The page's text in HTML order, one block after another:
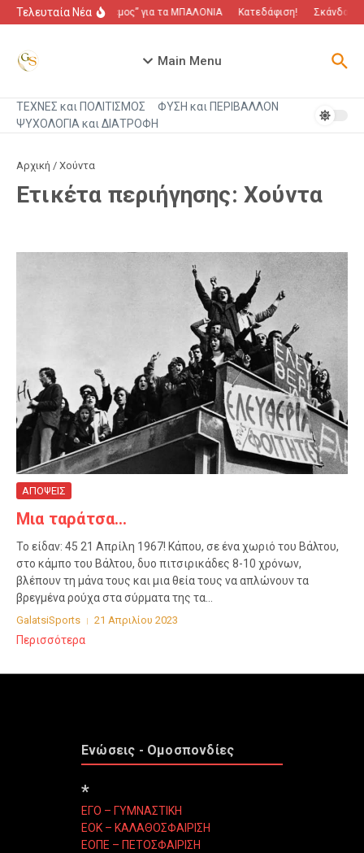
Μετάβαση στο περιεχόμενο
Τελευταία Νέα“Πόλεμος” για τα ΜΠΑΛΟΝΙΑ Κατεδάφιση! Σκάνδαλο
Main Menu
ΤΕΧΝΕΣ και ΠΟΛΙΤΙΣΜΟΣ
ΦΥΣΗ και ΠΕΡΙΒΑΛΛΟΝ
ΨΥΧΟΛΟΓΙΑ και ΔΙΑΤΡΟΦΗ
Αρχική / Χούντα
Ετικέτα περιήγησης: Χούντα
ΑΠΟΨΕΙΣ
Μια ταράτσα…
Το είδαν: 45 21 Απρίλη 1967! Κάπου, σε ένα χωριό του Βάλτου,
στο κάμπο του Βάλτου, δυο πιτσιρικάδες 8-10 χρόνων,
βλέπουν τη μάνα τους και μια θεία τους να απλώνουν τα
βρεγμένα ρούχα στα σύρματα της τα...
GalatsiSports 21 Απριλίου 2023
Περισσότερα
Ενώσεις - Ομοσπονδίες
*
ΕΓΟ – ΓΥΜΝΑΣΤΙΚΗ
ΕΟΚ – ΚΑΛΑΘΟΣΦΑΙΡΙΣΗ
ΕΟΠΕ – ΠΕΤΟΣΦΑΙΡΙΣΗ